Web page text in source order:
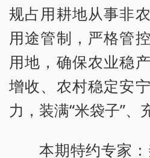
规占用耕地从事非
用途管制，严格管
用地，确保农业稳
增收、农村稳定安
力，装满“米袋子”、
本期特约专家